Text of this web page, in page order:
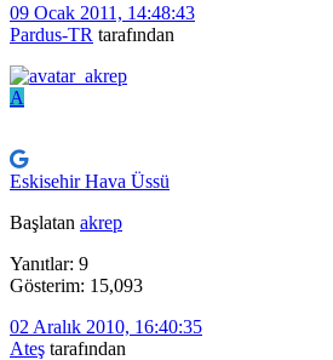
09 Ocak 2011, 14:48:43
Pardus-TR tarafından
A
Eskisehir Hava Üssü
Başlatan akrep
Yanıtlar: 9
Gösterim: 15,093
02 Aralık 2010, 16:40:35
Ateş tarafından